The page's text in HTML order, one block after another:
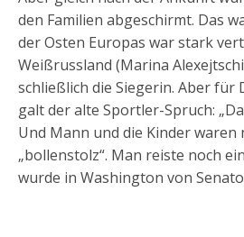
den Familien abgeschirmt. Das
der Osten Europas war stark
Weißrussland (Marina
schließlich die Siegerin. Aber für
galt der alte Sportler-Spruch:
Und Mann und die Kinder waren
„bollenstolz“. Man reiste noch
wurde in Washington von